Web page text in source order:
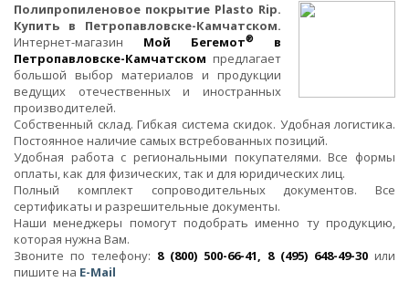
Полипропиленовое покрытие Plasto Rip.
Купить в Петропавловске-Камчатском.
Интернет-магазин Мой Бегемот®в
Петропавловске-Камчатском предлагает
большой выбор материалов и продукции
ведущих отечественных и иностранных
производителей.
Собственный склад. Гибкая система скидок. Удобная логистика.
Постоянное наличие самых встребованных позиций.
Удобная работа с региональными покупателями. Все формы
оплаты, как для физических, так и для юридических лиц.
Полный комплект сопроводительных документов. Все
сертификаты и разрешительные документы.
Наши менеджеры помогут подобрать именно ту продукцию,
которая нужна Вам.
Звоните по телефону: 8 (800) 500-66-41, 8 (495) 648-49-30 или
пишите на E-Mail